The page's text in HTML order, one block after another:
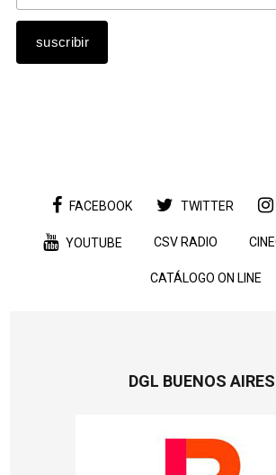
FACEBOOK TWITTER
YOUTUBE CSV RADIO
CATÁLOGO ON LINE
DGL BUENOS AIRES